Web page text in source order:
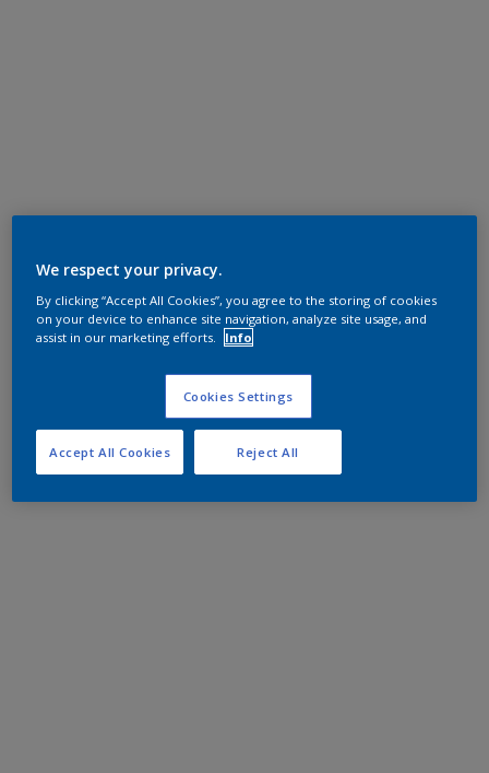
We respect your privacy.
By clicking “Accept All Cookies”, you agree to the storing of cookies
on your device to enhance site navigation, analyze site usage, and
assist in our marketing efforts.
Info
Cookies Settings
Reject All
Accept All Cookies